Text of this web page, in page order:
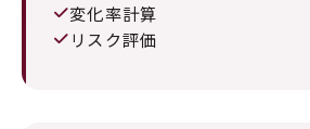
変化率計算
リスク評価